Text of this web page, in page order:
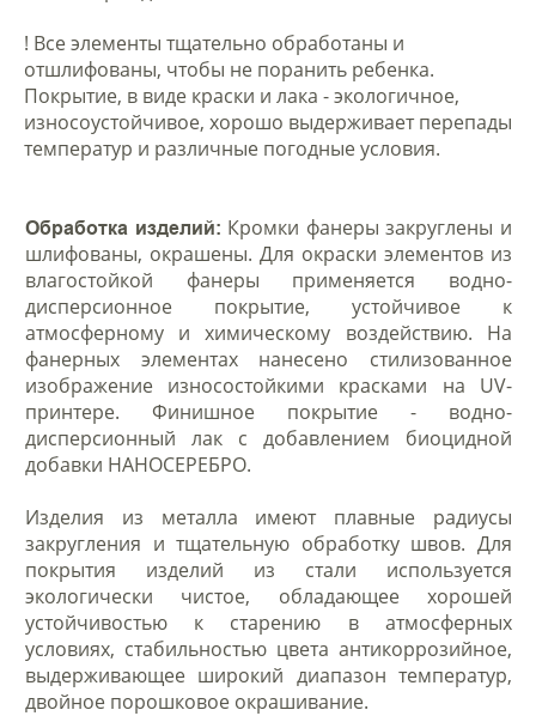
! Все элементы тщательно обработаны и
отшлифованы, чтобы не поранить ребенка.
Покрытие, в виде краски и лака - экологичное,
износоустойчивое, хорошо выдерживает перепады
температур и различные погодные условия.
Обработка изделий: Кромки фанеры закруглены и
шлифованы, окрашены. Для окраски элементов из
влагостойкой фанеры применяется водно-
дисперсионное покрытие, устойчивое к
атмосферному и химическому воздействию. На
фанерных элементах нанесено стилизованное
изображение износостойкими красками на UV-
принтере. Финишное покрытие - водно-
дисперсионный лак с добавлением биоцидной
добавки НАНОСЕРЕБРО.
Изделия из металла имеют плавные радиусы
закругления и тщательную обработку швов. Для
покрытия изделий из стали используется
экологически чистое, обладающее хорошей
устойчивостью к старению в атмосферных
условиях, стабильностью цвета антикоррозийное,
выдерживающее широкий диапазон температур,
двойное порошковое окрашивание.